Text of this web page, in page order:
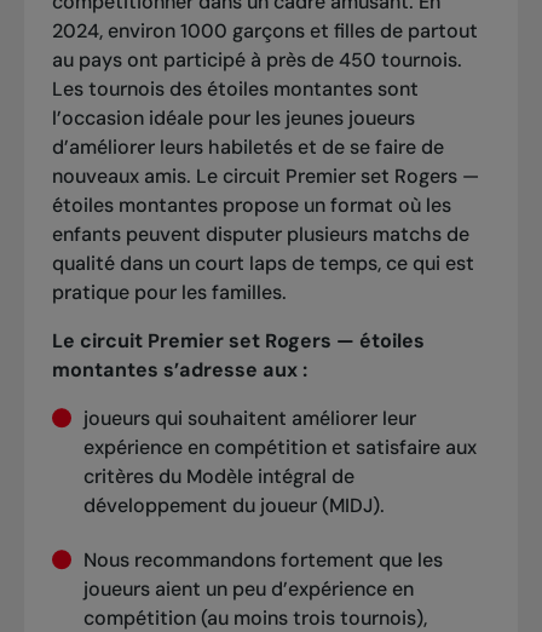
2024, environ 1000 garçons et filles de partout
au pays ont participé à près de 450 tournois.
Les tournois des étoiles montantes sont
l’occasion idéale pour les jeunes joueurs
d’améliorer leurs habiletés et de se faire de
nouveaux amis. Le circuit Premier set Rogers —
étoiles montantes propose un format où les
enfants peuvent disputer plusieurs matchs de
qualité dans un court laps de temps, ce qui est
pratique pour les familles.
Le circuit Premier set Rogers — étoiles
montantes s’adresse aux :
joueurs qui souhaitent améliorer leur
expérience en compétition et satisfaire aux
critères du Modèle intégral de
développement du joueur (MIDJ).
Nous recommandons fortement que les
joueurs aient un peu d’expérience en
compétition (au moins trois tournois),